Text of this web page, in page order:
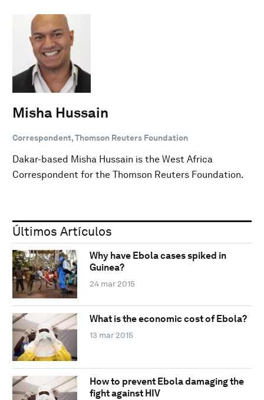
Misha Hussain
Correspondent, Thomson Reuters Foundation
Dakar-based Misha Hussain is the West Africa
Correspondent for the Thomson Reuters Foundation.
Últimos Artículos
Why have Ebola cases spiked in
Guinea?
24 mar 2015
What is the economic cost of Ebola?
13 mar 2015
How to prevent Ebola damaging the
fight against HIV